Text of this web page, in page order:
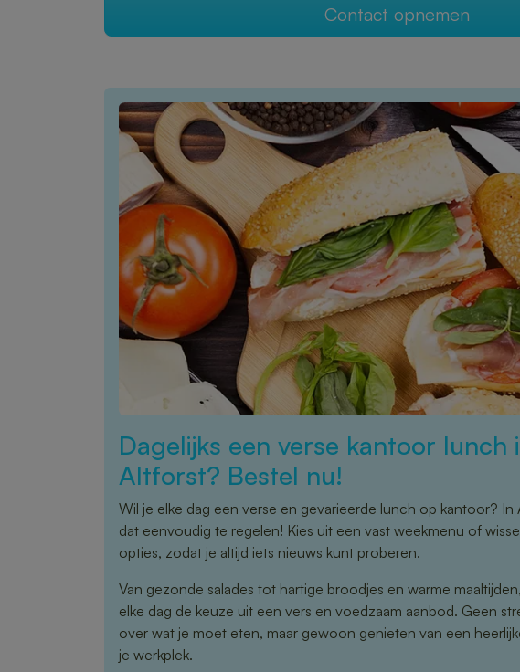
Contact opnemen
Dagelijks een verse kantoor lunch
Altforst? Bestel nu!
Wil je elke dag een verse en gevarieerde lunch op kantoor? In
dat eenvoudig te regelen! Kies uit een vast weekmenu of
opties, zodat je altijd iets nieuws kunt proberen.
Van gezonde salades tot hartige broodjes en warme
elke dag de keuze uit een vers en voedzaam aanbod. Geen
over wat je moet eten, maar gewoon genieten van een
je werkplek.